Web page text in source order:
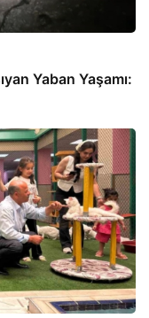
Yaban Yaşamı: